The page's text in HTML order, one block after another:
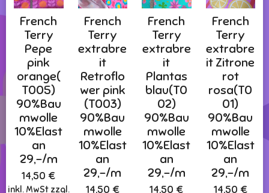
French
Terry
Pepe
pink
orange(
T005)
90%Bau
mwolle
10%Elast
an
29,-/m
14,50 €
inkl. MwSt zzgl.
French
Terry
extrabre
it
Retroflo
wer pink
(T003)
90%Bau
mwolle
10%Elast
an
29,-/m
14,50 €
French
Terry
extrabre
it
Plantas
blau(T0
02)
90%Bau
mwolle
10%Elast
an
29,-/m
14,50 €
French
Terry
extrabre
it Zitrone
rot
rosa(T0
01)
90%Bau
mwolle
10%Elast
an
29,-/m
14,50 €